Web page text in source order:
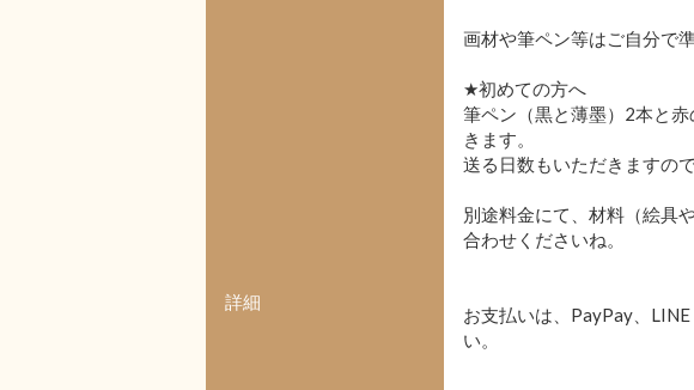
詳細
画材や筆ペン等はご自分で
★初めての方へ
筆ペン（黒と薄墨）2本と
きます。
送る日数もいただきますの
別途料金にて、材料（絵具
合わせくださいね。
お支払いは、PayPay、
い。